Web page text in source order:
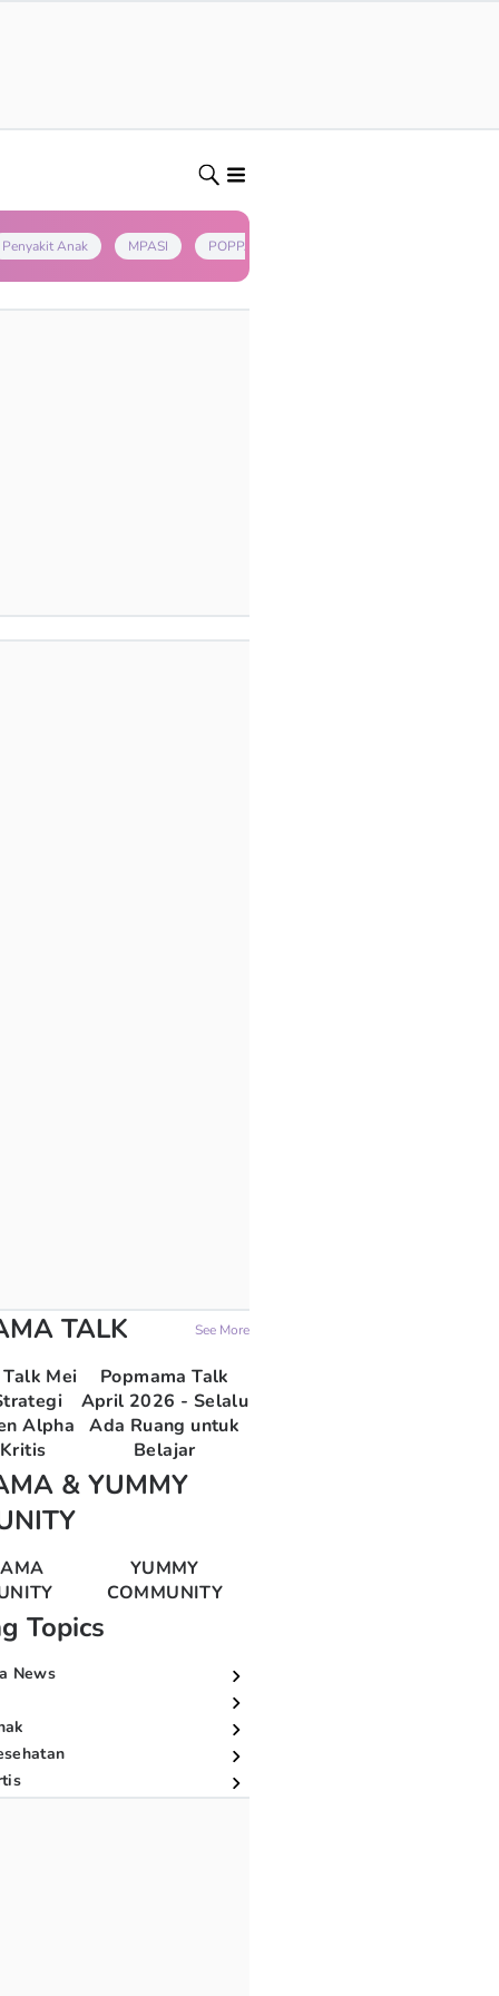
Penyakit Anak MPASI POPPAPA
TALK See More
Mei
Alpha
Popmama Talk
April 2026 - Selalu
Ada Ruang untuk
Belajar
& YUMMY
YUMMY
COMMUNITY
Topics
News